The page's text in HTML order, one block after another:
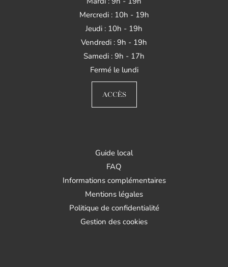
Mercredi : 10h - 19h
Jeudi : 10h - 19h
Vendredi : 9h - 19h
Samedi : 9h - 17h
Fermé le lundi
ACCÈS
Guide local
FAQ
Informations complémentaires
Mentions légales
Politique de confidentialité
Gestion des cookies